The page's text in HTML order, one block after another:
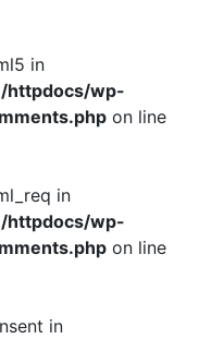
in
httpdocs/wp-
on line
in
httpdocs/wp-
on line
in